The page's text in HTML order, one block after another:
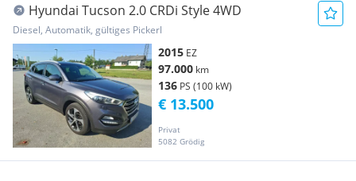
Hyundai Tucson 2.0 CRDi Style 4WD
Diesel, Automatik, gültiges Pickerl
2015 EZ
97.000 km
136 PS (100 kW)
Privat
5082 Grödig
€ 13.500